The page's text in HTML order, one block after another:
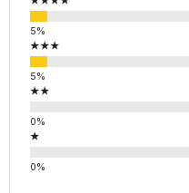
★★★
★★
★